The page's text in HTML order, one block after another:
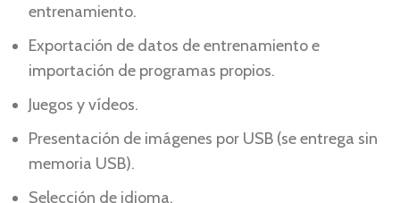
entrenamiento.
Exportación de datos de entrenamiento e
importación de programas propios.
Juegos y vídeos.
Presentación de imágenes por USB (se entrega sin
memoria USB).
Selección de idioma.